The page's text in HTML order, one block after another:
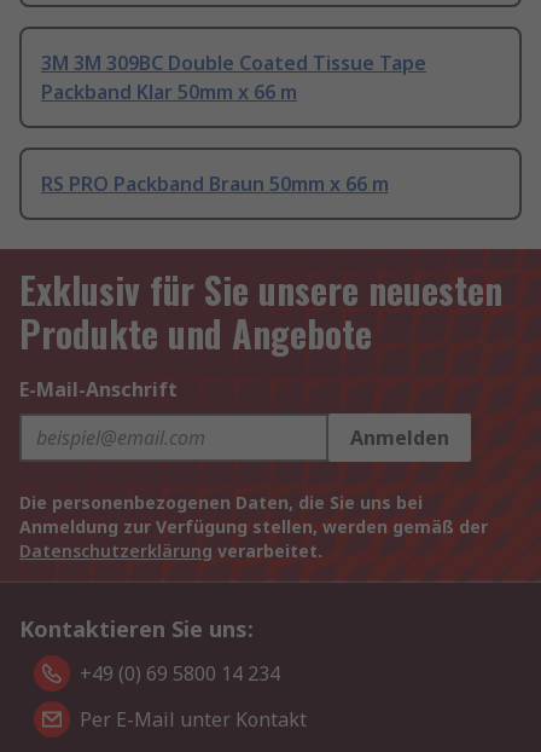
3M 3M 309BC Double Coated Tissue Tape
Packband Klar 50mm x 66 m
RS PRO Packband Braun 50mm x 66 m
Exklusiv für Sie unsere neuesten
Produkte und Angebote
E-Mail-Anschrift
Anmelden
Die personenbezogenen Daten, die Sie uns bei
Anmeldung zur Verfügung stellen, werden gemäß der
Datenschutzerklärung verarbeitet.
Kontaktieren Sie uns:
+49 (0) 69 5800 14 234
Per E-Mail unter Kontakt